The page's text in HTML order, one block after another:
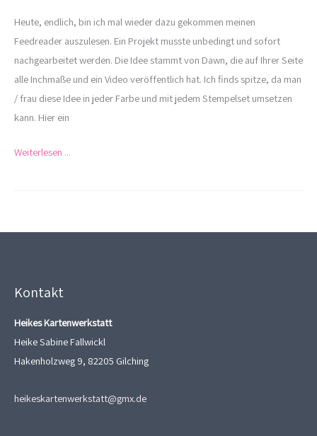
Heute, endlich, bin ich mal wieder dazu gekommen meinen
Feedreader auszulesen. Ein Projekt musste unbedingt und sofort
nachgearbeitet werden. Die Idee stammt von Dawn, die auf Ihrer Seite
alle Inchmaße und ein Video veröffentlich hat. Ich finds spitze, da man
/ frau diese Idee in jeder Farbe und mit jedem Stempelset umsetzen
kann. Hier ein
Weiterlesen ...
Kontakt
Heikes Kartenwerkstatt
Heike Sabine Fallwickl
Hakenholzweg 9, 82205 Gilching
heikeskartenwerkstatt@gmx.de